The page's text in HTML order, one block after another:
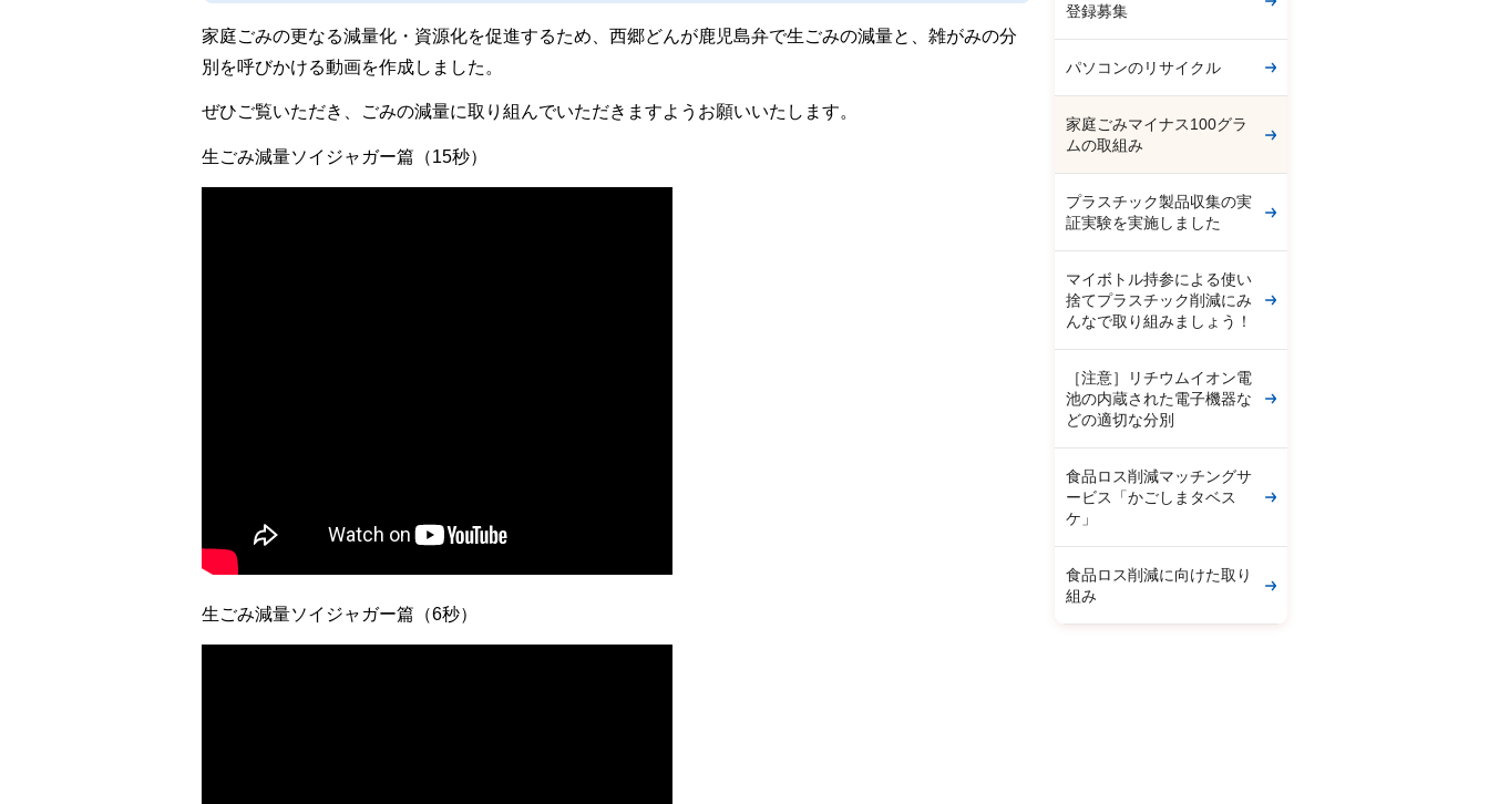
家庭ごみの更なる減量化・資源化を促進するため、西郷どんが鹿児島弁で生ごみの減量と、雑がみの分
別を呼びかける動画を作成しました。
ぜひご覧いただき、ごみの減量に取り組んでいただきますようお願いいたします。
生ごみ減量ソイジャガー篇（15秒）
生ごみ減量ソイジャガー篇（6秒）
登録募集
パソコンのリサイクル
家庭ごみマイナス100グラ
ムの取組み
プラスチック製品収集の実
証実験を実施しました
マイボトル持参による使い
捨てプラスチック削減にみ
んなで取り組みましょう！
［注意］リチウムイオン電
池の内蔵された電子機器な
どの適切な分別
食品ロス削減マッチングサ
ービス「かごしまタベス
ケ」
食品ロス削減に向けた取り
組み